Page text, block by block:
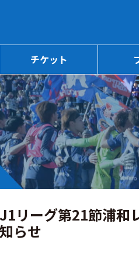
チケット
リーグ第21節浦
らせ